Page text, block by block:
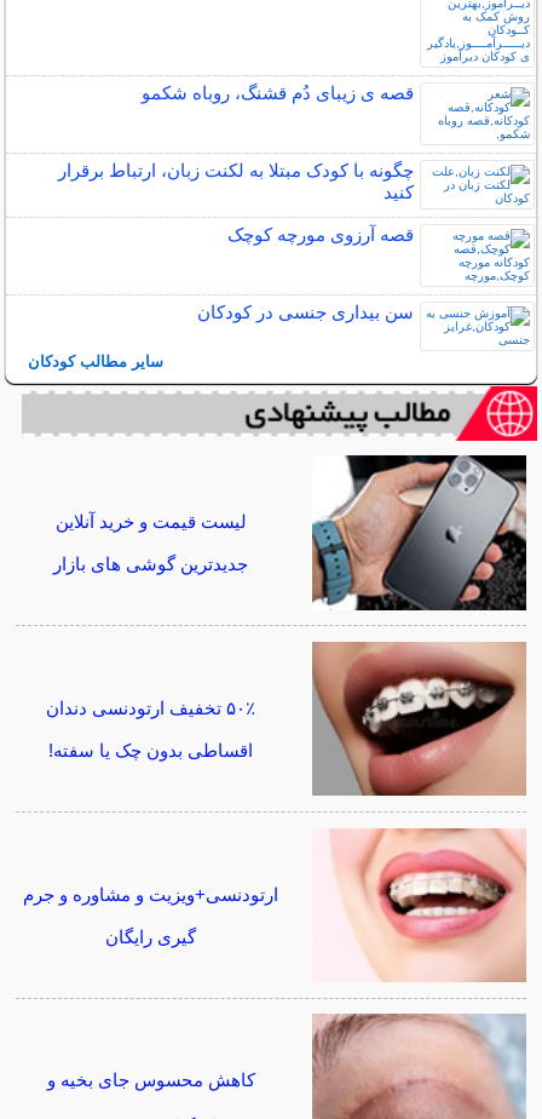
قصه ی زیبای دُم قشنگ، روباه شکمو
چگونه با کودک مبتلا به لکنت زبان، ارتباط برقرار
کنید
قصه آرزوی مورچه کوچک
سن بیداری جنسی در کودکان
سایر مطالب کودکان
لیست قیمت و خرید آنلاین
جدیدترین گوشی های بازار
۵۰٪ تخفیف ارتودنسی دندان
اقساطی بدون چک یا سفته!
ارتودنسی+ویزیت و مشاوره و جرم
گیری رایگان
کاهش محسوس جای بخیه و